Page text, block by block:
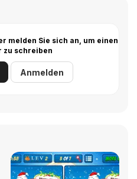
melden Sie sich an, um einen
zu schreiben
Anmelden